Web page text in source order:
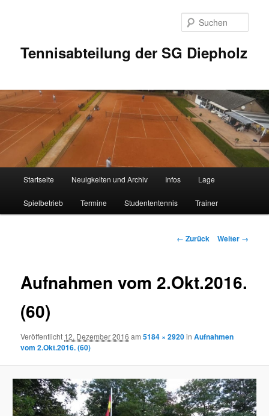
Tennisabteilung der SG Diepholz
Startseite Neuigkeiten und Archiv Infos Lage
Spielbetrieb Termine Studententennis Trainer
Bilder-
← Zurück Weiter →
Aufnahmen vom 2.Okt.2016.
(60)
Veröffentlicht 12. Dezember 2016 am5184 × 2920inAufnahmen
vom 2.Okt.2016. (60)